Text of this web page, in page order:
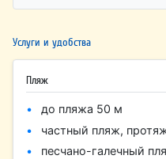
Услуги и удобства
Пляж
до пляжа 50 м
частный пляж,
песчано-галечный